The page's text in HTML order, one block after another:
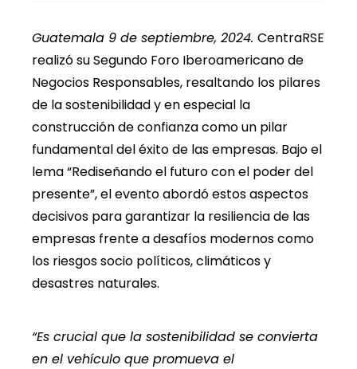
Guatemala 9 de septiembre, 2024. CentraRSE
realizó su Segundo Foro Iberoamericano de
Negocios Responsables, resaltando los pilares
de la sostenibilidad y en especial la
construcción de confianza como un pilar
fundamental del éxito de las empresas. Bajo el
lema “Rediseñando el futuro con el poder del
presente”, el evento abordó estos aspectos
decisivos para garantizar la resiliencia de las
empresas frente a desafíos modernos como
los riesgos socio políticos, climáticos y
desastres naturales.
“Es crucial que la sostenibilidad se convierta
en el vehículo que promueva el